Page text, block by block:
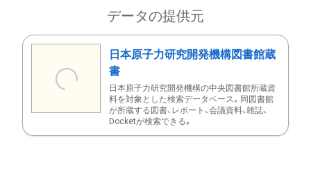
データの提供元
日本原子力研究開発機構図書館蔵
書
日本原子力研究開発機構の中央図書館所蔵資
料を対象とした検索データベース。同図書館
が所蔵する図書、レポート、会議資料、雑誌、
Docketが検索できる。